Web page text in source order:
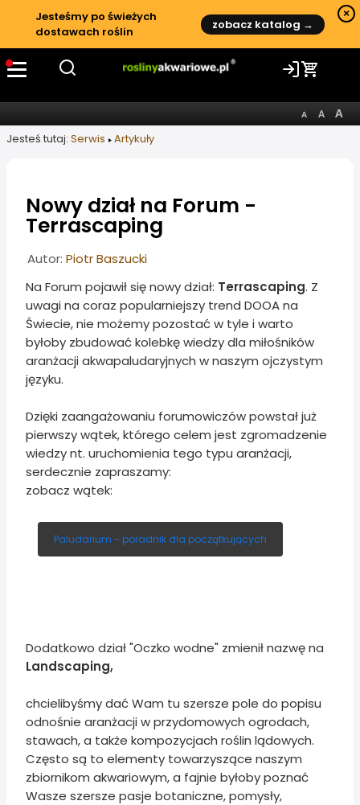
Jesteśmy po świeżych
dostawach roślin
zobacz katalog →
×
Jesteś tutaj: Serwis Artykuły
Nowy dział na Forum -
Terrascaping
Informacje o artykule
Autor: Piotr Baszucki
Na Forum pojawił się nowy dział: Terrascaping. Z
uwagi na coraz popularniejszy trend DOOA na
Świecie, nie możemy pozostać w tyle i warto
byłoby zbudować kolebkę wiedzy dla miłośników
aranżacji akwapaludaryjnych w naszym ojczystym
języku.
Dzięki zaangażowaniu forumowiczów powstał już
pierwszy wątek, którego celem jest zgromadzenie
wiedzy nt. uruchomienia tego typu aranżacji,
serdecznie zapraszamy:
zobacz wątek:
Paludarium - poradnik dla początkujących
Dodatkowo dział "Oczko wodne" zmienił nazwę na
Landscaping,
chcielibyśmy dać Wam tu szersze pole do popisu
odnośnie aranżacji w przydomowych ogrodach,
stawach, a także kompozycjach roślin lądowych.
Często są to elementy towarzyszące naszym
zbiornikom akwariowym, a fajnie byłoby poznać
Wasze szersze pasje botaniczne, pomysły,